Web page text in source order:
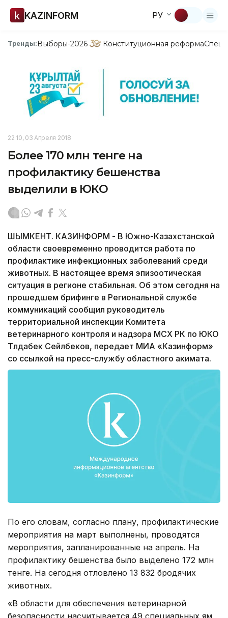
KAZINFORM РУ
Тренды:Выборы-2026 Конституционная реформа
22:10, 03 Апреля 2018
Более 170 млн тенге на
профилактику бешенства
выделили в ЮКО
ШЫМКЕНТ. КАЗИНФОРМ - В Южно-Казахстанской
области своевременно проводится работа по
профилактике инфекционных заболеваний среди
животных. В настоящее время эпизоотическая
ситуация в регионе стабильная. Об этом сегодня на
прошедшем брифинге в Региональной службе
коммуникаций сообщил руководитель
территориальной инспекции Комитета
ветеринарного контроля и надзора МСХ РК по ЮКО
Тлдабек Сейлбеков, передает МИА «Казинформ»
со ссылкой на пресс-службу областного акимата.
По его словам, согласно плану, профилактические
мероприятия на март выполнены, проводятся
мероприятия, запланированные на апрель. На
профилактику бешенства было выделено 172 млн
тенге. На сегодня отловлено 13 832 бродячих
животных.
«В области для обеспечения ветеринарной
безопасности насчитывается 49 специальных ям